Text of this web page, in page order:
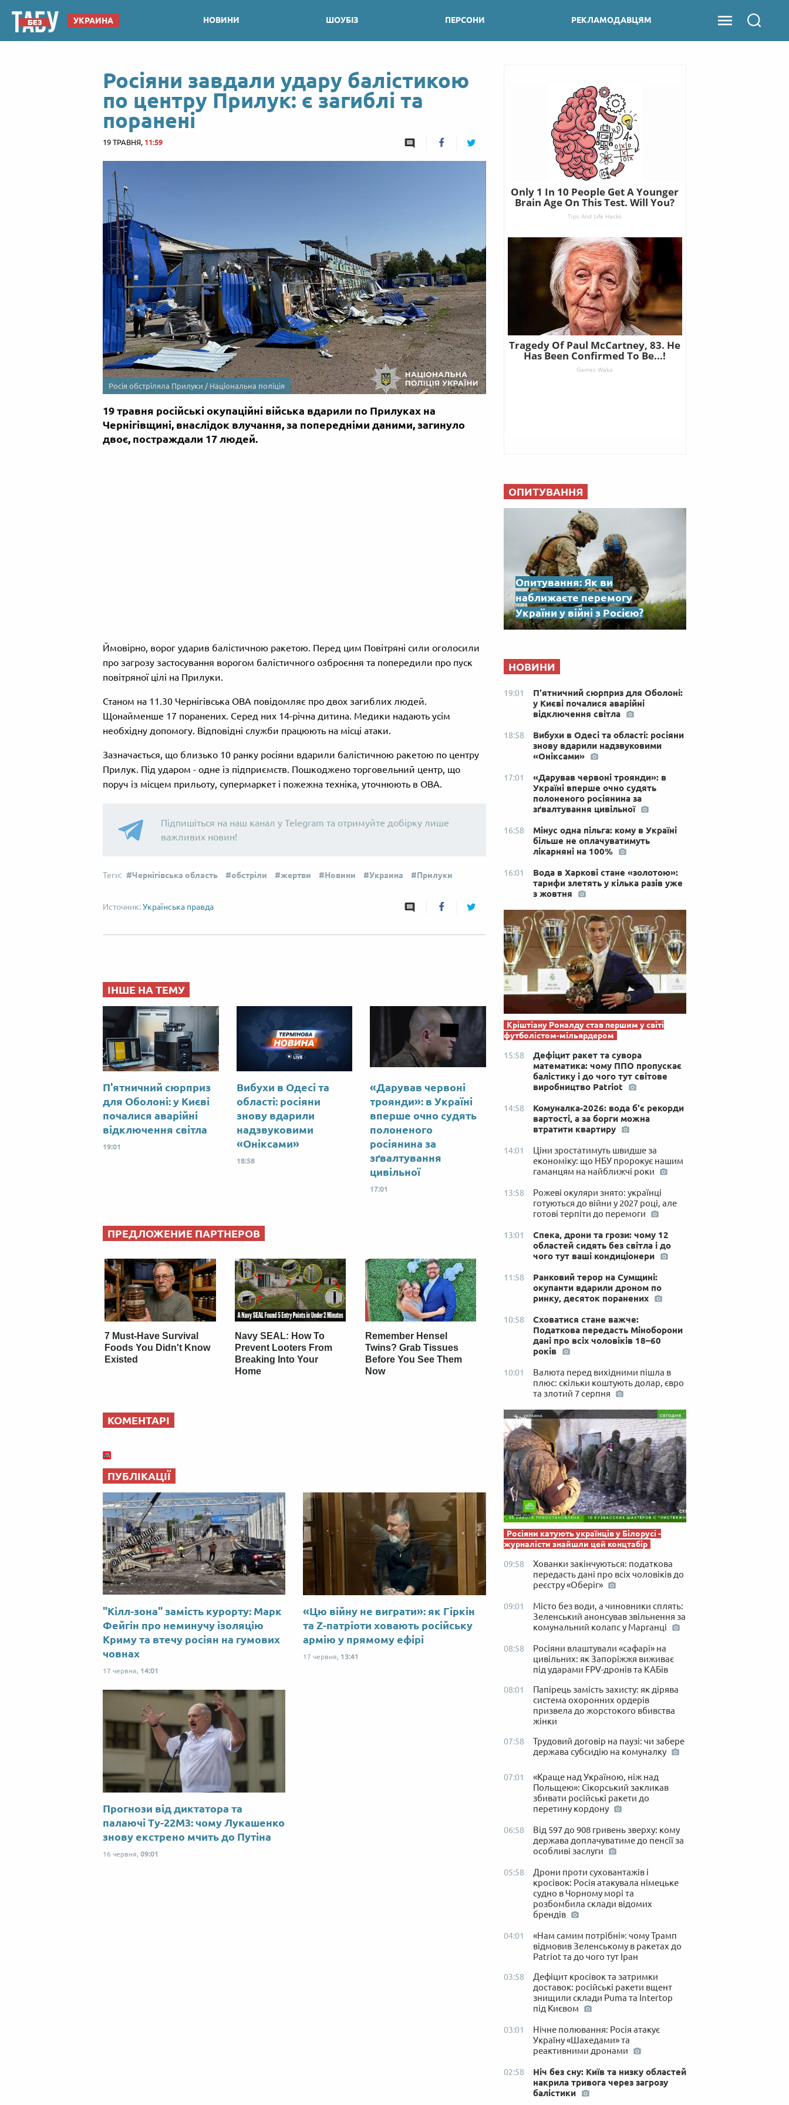
УКРАИНА НОВИНИ ШОУБІЗ ПЕРСОНИ РЕКЛАМОДАВЦЯМ
Росіяни завдали удару балістикою
по центру Прилук: є загиблі та
поранені
19 ТРАВНЯ, 11:59
Росія обстріляла Прилуки / Національна поліція
19 травня російські окупаційні війська вдарили по Прилуках на
Чернігівщині, внаслідок влучання, за попередніми даними, загинуло
двоє, постраждали 17 людей.
Ймовірно, ворог ударив балістичною ракетою. Перед цим Повітряні сили оголосили
про загрозу застосування ворогом балістичного озброєння та попередили про пуск
повітряної цілі на Прилуки.
Станом на 11.30 Чернігівська ОВА повідомляє про двох загиблих людей.
Щонайменше 17 поранених. Серед них 14-річна дитина. Медики надають усім
необхідну допомогу. Відповідні служби працюють на місці атаки.
Зазначається, що близько 10 ранку росіяни вдарили балістичною ракетою по центру
Прилук. Під ударом - одне із підприємств. Пошкоджено торговельний центр, що
поруч із місцем прильоту, супермаркет і пожежна техніка, уточнюють в ОВА.
Підпишіться на наш канал у Telegram та отримуйте добірку лише
важливих новин!
Чернігівська область обстріли жертви Новини Украина Прилуки
Українська правда
ІНШЕ НА ТЕМУ
П'ятничний сюрприз
для Оболоні: у Києві
почалися аварійні
відключення світла
19:01
Вибухи в Одесі та
області: росіяни
знову вдарили
надзвуковими
«Оніксами»
18:58
«Дарував червоні
троянди»: в Україні
вперше очно судять
полоненого
росіянина за
зґвалтування
цивільної
17:01
ПРЕДЛОЖЕНИЕ ПАРТНЕРОВ
7 Must-Have Survival
Foods You Didn't Know
Existed
Navy SEAL: How To
Prevent Looters From
Breaking Into Your
Home
Remember Hensel
Twins? Grab Tissues
Before You See Them
Now
КОМЕНТАРІ
ПУБЛІКАЦІЇ
"Кілл-зона" замість курорту: Марк
Фейгін про неминучу ізоляцію
Криму та втечу росіян на гумових
човнах
17 червня, 14:01
«Цю війну не виграти»: як Гіркін
та Z-патріоти ховають російську
армію у прямому ефірі
17 червня, 13:41
Прогнози від диктатора та
палаючі Ту-22М3: чому Лукашенко
знову екстрено мчить до Путіна
16 червня, 09:01
ОПИТУВАННЯ
Опитування: Як ви
наближаєте перемогу
України у війні з Росією?
НОВИНИ
19:01
П'ятничний сюрприз для Оболоні:
у Києві почалися аварійні
відключення світла
18:58
Вибухи в Одесі та області: росіяни
знову вдарили надзвуковими
«Оніксами»
17:01
«Дарував червоні троянди»: в
Україні вперше очно судять
полоненого росіянина за
зґвалтування цивільної
16:58
Мінус одна пільга: кому в Україні
більше не оплачуватимуть
лікарняні на 100%
16:01
Вода в Харкові стане «золотою»:
тарифи злетять у кілька разів уже
з жовтня
Кріштіану Роналду став першим у світі
футболістом-мільярдером
15:58
Дефіцит ракет та сувора
математика: чому ППО пропускає
балістику і до чого тут світове
виробництво Patriot
14:58
Комуналка-2026: вода б'є рекорди
вартості, а за борги можна
втратити квартиру
14:01
Ціни зростатимуть швидше за
економіку: що НБУ пророкує нашим
гаманцям на найближчі роки
13:58
Рожеві окуляри знято: українці
готуються до війни у 2027 році, але
готові терпіти до перемоги
13:01
Спека, дрони та грози: чому 12
областей сидять без світла і до
чого тут ваші кондиціонери
11:58
Ранковий терор на Сумщині:
окупанти вдарили дроном по
ринку, десяток поранених
10:58
Сховатися стане важче:
Податкова передасть Міноборони
дані про всіх чоловіків 18–60
років
10:01
Валюта перед вихідними пішла в
плюс: скільки коштують долар, євро
та злотий 7 серпня
Росіяни катують українців у Білорусі -
журналісти знайшли цей концтабір
09:58
Хованки закінчуються: податкова
передасть дані про всіх чоловіків до
реєстру «Оберіг»
09:01
Місто без води, а чиновники сплять:
Зеленський анонсував звільнення за
комунальний колапс у Марганці
08:58
Росіяни влаштували «сафарі» на
цивільних: як Запоріжжя виживає
під ударами FPV-дронів та КАБів
08:01
Папірець замість захисту: як дірява
система охоронних ордерів
призвела до жорстокого вбивства
жінки
07:58
Трудовий договір на паузі: чи забере
держава субсидію на комуналку
07:01
«Краще над Україною, ніж над
Польщею»: Сікорський закликав
збивати російські ракети до
перетину кордону
06:58
Від 597 до 908 гривень зверху: кому
держава доплачуватиме до пенсії за
особливі заслуги
05:58
Дрони проти суховантажів і
кросівок: Росія атакувала німецьке
судно в Чорному морі та
розбомбила склади відомих
брендів
04:01
«Нам самим потрібні»: чому Трамп
відмовив Зеленському в ракетах до
Patriot та до чого тут Іран
03:58
Дефіцит кросівок та затримки
доставок: російські ракети вщент
знищили склади Puma та Intertop
під Києвом
03:01
Нічне полювання: Росія атакує
Україну «Шахедами» та
реактивними дронами
02:58
Ніч без сну: Київ та низку областей
накрила тривога через загрозу
балістики